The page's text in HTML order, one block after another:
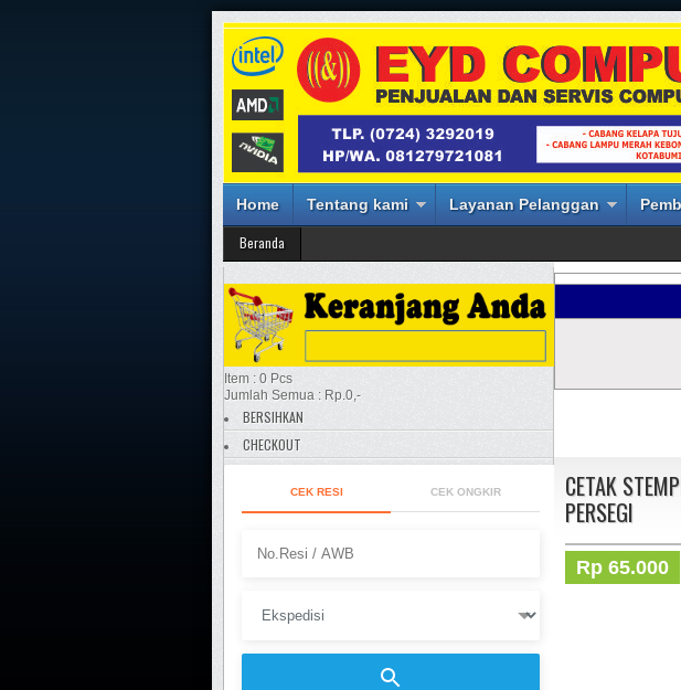
Home Tentang kami Layanan Pelanggan
Beranda
CETAK
PERSEGI
Rp 65.000
Item : 0 Pcs
Jumlah Semua : Rp.0,-
BERSIHKAN
CHECKOUT
CEK RESI CEK ONGKIR